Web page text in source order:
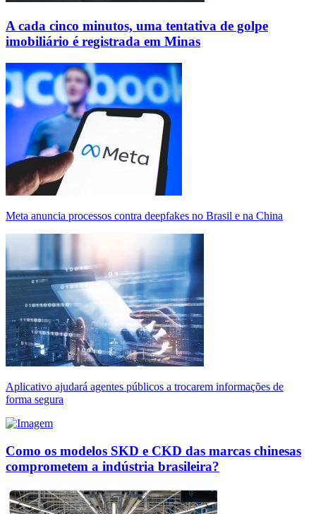
A cada cinco minutos, uma tentativa de golpe
imobiliário é registrada em Minas
Meta anuncia processos contra deepfakes no Brasil e na China
Aplicativo ajudará agentes públicos a trocarem informações de
forma segura
Como os modelos SKD e CKD das marcas chinesas
comprometem a indústria brasileira?